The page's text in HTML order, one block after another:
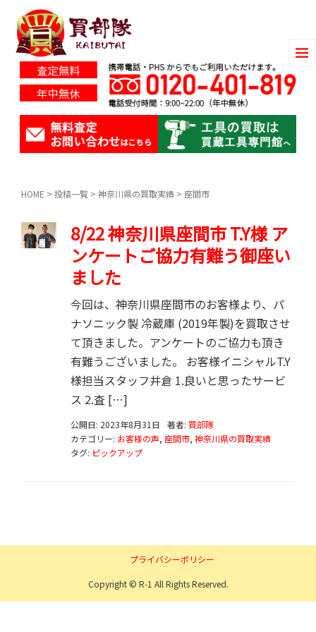
HOME > 投稿一覧 > 神奈川県の買取実績 > 座間市
8/22 神奈川県座間市 T.Y様 ア
ンケートご協力有難う御座い
ました
今回は、神奈川県座間市のお客様より、パ
ナソニック製 冷蔵庫 (2019年製)を買取させ
て頂きました。アンケートのご協力も頂き
有難うございました。 お客様イニシャルT.Y
様担当スタッフ井倉 1.良いと思ったサービ
ス 2.査 […]
公開日: 2023年8月31日 著者: 買部隊
カテゴリー: お客様の声, 座間市, 神奈川県の買取実績
タグ: ピックアップ
プライバシーポリシー
Copyright © R-1 All Rights Reserved.